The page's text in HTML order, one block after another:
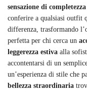
sensazione di completezza
conferire a qualsiasi outfit
differenza, trasformando
perfetta per chi cerca un
leggerezza estiva alla
accontentarsi di un
un’esperienza di stile che
bellezza straordinaria